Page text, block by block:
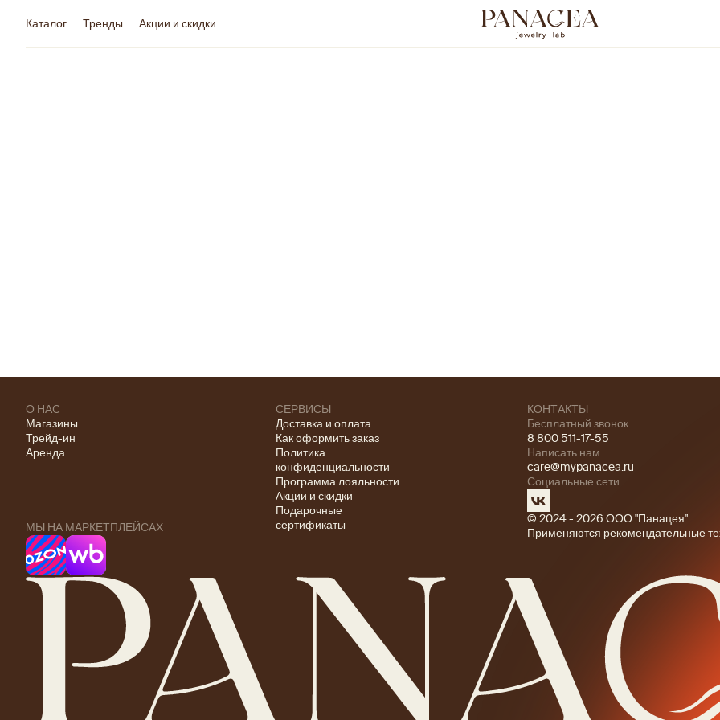
Каталог Тренды Акции и скидки
О НАС
Магазины
Трейд-ин
Аренда
МЫ НА МАРКЕТПЛЕЙСАХ
СЕРВИСЫ
Доставка и оплата
Как оформить заказ
Политика
конфиденциальности
Программа лояльности
Акции и скидки
Подарочные
сертификаты
КОНТАКТЫ
Бесплатный звонок
8 800 511-17-55
Написать нам
care@mypanacea.ru
Социальные сети
© 2024 - 2026 ООО "Панацея"
Применяются рекомендательные